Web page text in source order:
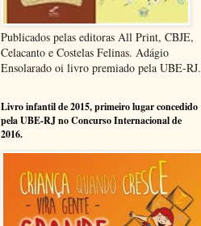
Publicados pelas editoras All Print, CBJE,
Celacanto e Costelas Felinas. Adágio
Ensolarado oi livro premiado pela UBE-RJ.
Livro infantil de 2015, primeiro lugar concedido
pela UBE-RJ no Concurso Internacional de
2016.